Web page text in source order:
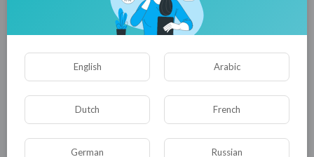
English Arabic
Dutch French
German Russian